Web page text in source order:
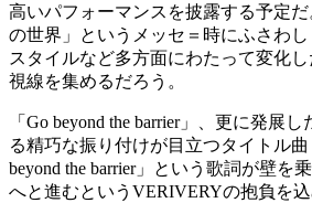
高いパフォーマンスを披露する予定
の世界」というメッセ＝時にふさわし
スタイルなど多方面にわたって変化
視線を集めるだろう。
「Go beyond the barrier」、更に発展
る精巧な振り付けが目立つタイトル
beyond the barrier」という歌詞が壁を
へと進むというVERIVERYの抱負を